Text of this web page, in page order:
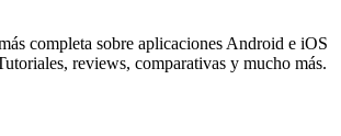
completa sobre aplicaciones Android e iOS
reviews, comparativas y mucho más.